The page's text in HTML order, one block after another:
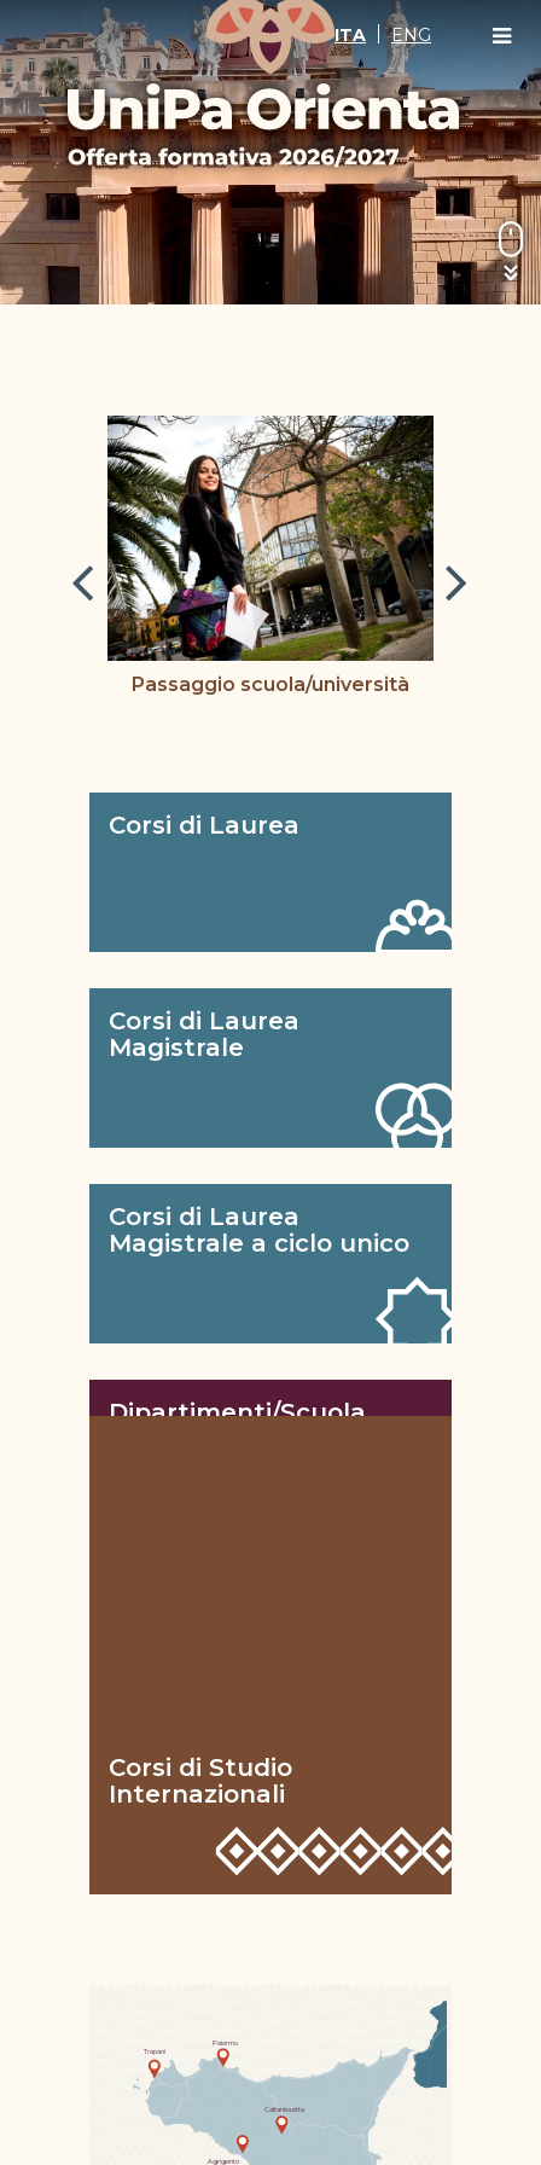
ITA ENG
Passaggio scuola/università
Corsi di Laurea
Corsi di Laurea
Magistrale
Corsi di Laurea
Magistrale a ciclo unico
Dipartimenti/Scuola
Corsi di Studio
Internazionali